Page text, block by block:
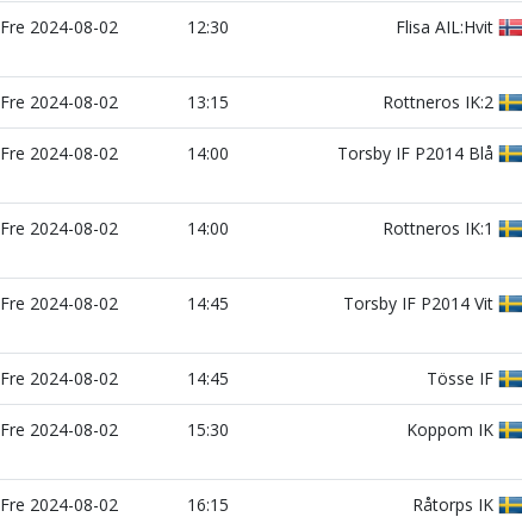
Fre 2024-08-02 12:30 Flisa AIL:Hvit
Fre 2024-08-02 13:15 Rottneros IK:2
Fre 2024-08-02 14:00 Torsby IF P2014 Blå
Fre 2024-08-02 14:00 Rottneros IK:1
Fre 2024-08-02 14:45 Torsby IF P2014 Vit
Fre 2024-08-02 14:45 Tösse IF
Fre 2024-08-02 15:30 Koppom IK
Fre 2024-08-02 16:15 Råtorps IK